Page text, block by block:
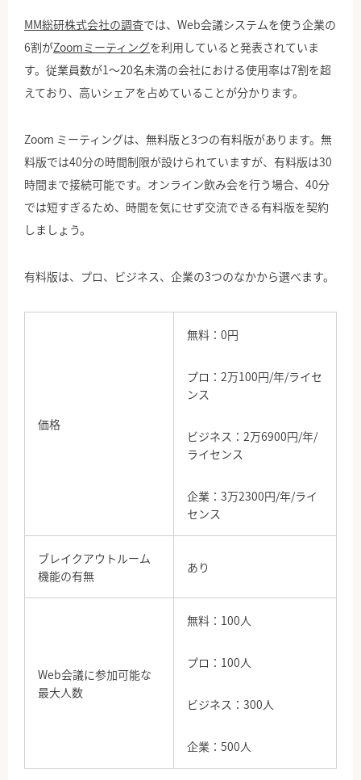
MM総研株式会社の調査では、Web会議システムを使う企業の
6割がZoomミーティングを利用していると発表されていま
す。従業員数が1〜20名未満の会社における使用率は7割を超
えており、高いシェアを占めていることが分かります。
Zoom ミーティングは、無料版と3つの有料版があります。無
料版では40分の時間制限が設けられていますが、有料版は30
時間まで接続可能です。オンライン飲み会を行う場合、40分
では短すぎるため、時間を気にせず交流できる有料版を契約
しましょう。
有料版は、プロ、ビジネス、企業の3つのなかから選べます。
価格
無料：0円
プロ：2万100円/年/ライセ
ンス
ビジネス：2万6900円/年/
ライセンス
企業：3万2300円/年/ライ
センス
ブレイクアウトルーム
機能の有無
あり
Web会議に参加可能な
最大人数
無料：100人
プロ：100人
ビジネス：300人
企業：500人